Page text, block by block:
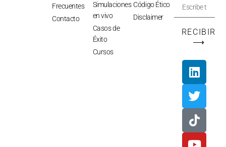
Frecuentes
Contacto
Simulaciones
en vivo
Casos de
Éxito
Cursos
Código Ético
Disclaimer
RECIBIR
⟶